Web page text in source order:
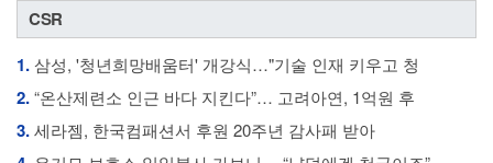
CSR
1.삼성, '청년희망배움터' 개강식…"기술 인재 키우고 청
2.“온산제련소 인근 바다 지킨다”… 고려아연, 1억원 후
3.세라젬, 한국컴패션서 후원 20주년 감사패 받아